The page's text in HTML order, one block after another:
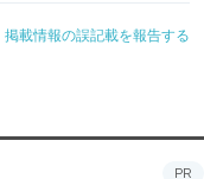
掲載情報の誤記載を報告する
PR